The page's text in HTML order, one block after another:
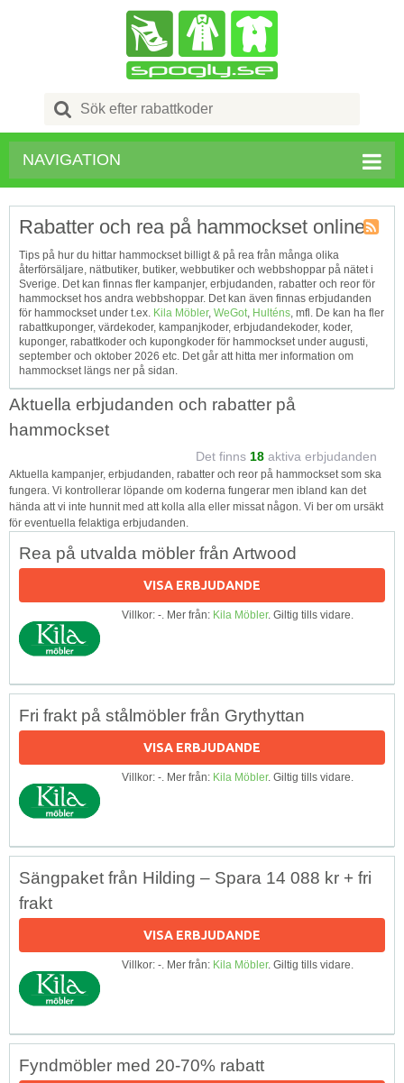
Search
for:
NAVIGATION
Tagg
RSS
Rabatter och rea på hammockset online
Tips på hur du hittar hammockset billigt & på rea från många olika
återförsäljare, nätbutiker, butiker, webbutiker och webbshoppar på nätet i
Sverige. Det kan finnas fler kampanjer, erbjudanden, rabatter och reor för
hammockset hos andra webbshoppar. Det kan även finnas erbjudanden
för hammockset under t.ex. Kila Möbler, WeGot, Hulténs, mfl. De kan ha fler
rabattkuponger, värdekoder, kampanjkoder, erbjudandekoder, koder,
kuponger, rabattkoder och kupongkoder för hammockset under augusti,
september och oktober 2026 etc. Det går att hitta mer information om
hammockset längs ner på sidan.
Aktuella erbjudanden och rabatter på
hammockset
Det finns 18 aktiva erbjudanden
Aktuella kampanjer, erbjudanden, rabatter och reor på hammockset som ska
fungera. Vi kontrollerar löpande om koderna fungerar men ibland kan det
hända att vi inte hunnit med att kolla alla eller missat någon. Vi ber om ursäkt
för eventuella felaktiga erbjudanden.
Rea på utvalda möbler från Artwood
VISA ERBJUDANDE
Villkor: -. Mer från: Kila Möbler. Giltig tills vidare.
Fri frakt på stålmöbler från Grythyttan
VISA ERBJUDANDE
Villkor: -. Mer från: Kila Möbler. Giltig tills vidare.
Sängpaket från Hilding – Spara 14 088 kr + fri
frakt
VISA ERBJUDANDE
Villkor: -. Mer från: Kila Möbler. Giltig tills vidare.
Fyndmöbler med 20-70% rabatt